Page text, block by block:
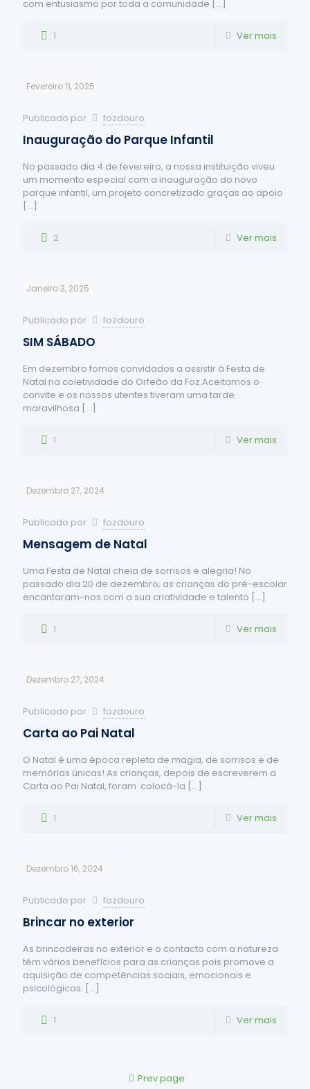
com entusiasmo por toda a comunidade […]
1 Ver mais
Fevereiro 11, 2025
Publicado por fozdouro
Inauguração do Parque Infantil
No passado dia 4 de fevereiro, a nossa instituição viveu
um momento especial com a inauguração do novo
parque infantil, um projeto concretizado graças ao apoio
[…]
2 Ver mais
Janeiro 3, 2025
Publicado por fozdouro
SIM SÁBADO
Em dezembro fomos convidados a assistir à Festa de
Natal na coletividade do Orfeão da Foz.Aceitamos o
convite e os nossos utentes tiveram uma tarde
maravilhosa […]
1 Ver mais
Dezembro 27, 2024
Publicado por fozdouro
Mensagem de Natal
Uma Festa de Natal cheia de sorrisos e alegria! No
passado dia 20 de dezembro, as crianças do pré-escolar
encantaram-nos com a sua criatividade e talento […]
1 Ver mais
Dezembro 27, 2024
Publicado por fozdouro
Carta ao Pai Natal
O Natal é uma época repleta de magia, de sorrisos e de
memórias únicas! As crianças, depois de escreverem a
Carta ao Pai Natal, foram colocá-la […]
1 Ver mais
Dezembro 16, 2024
Publicado por fozdouro
Brincar no exterior
As brincadeiras no exterior e o contacto com a natureza
têm vários benefícios para as crianças pois promove a
aquisição de competências sociais, emocionais e
psicológicas. […]
1 Ver mais
Prev page